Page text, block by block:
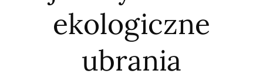
ekologiczne
ubrania